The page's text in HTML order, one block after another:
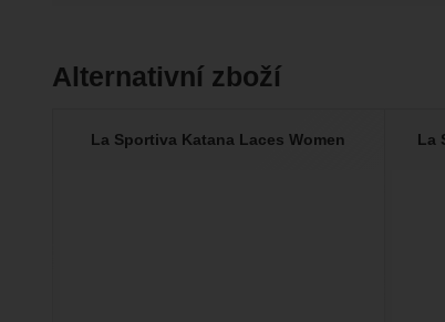
Alternativní zboží
La Sportiva Katana Laces Women La